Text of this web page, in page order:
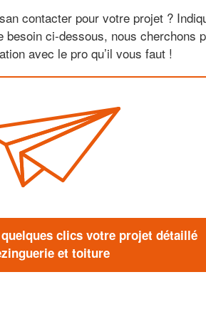
contacter pour votre projet ?
besoin ci-dessous, nous cherchons
avec le pro qu’il vous faut !
clics votre projet détaillé
et toiture